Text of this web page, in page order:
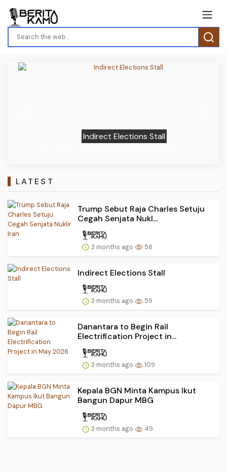
Indirect Elections Stall
LATEST
Trump Sebut Raja Charles Setuju
Cegah Senjata Nukl...
3 months ago 56
Indirect Elections Stall
3 months ago 59
Danantara to Begin Rail
Electrification Project in...
3 months ago 109
Kepala BGN Minta Kampus Ikut
Bangun Dapur MBG
3 months ago 49